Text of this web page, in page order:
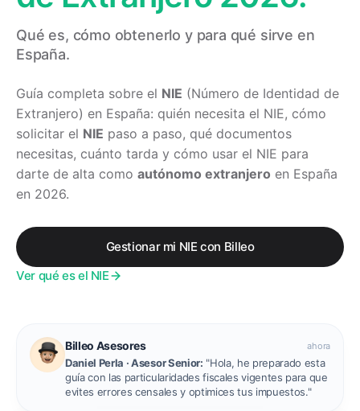
Qué es, cómo obtenerlo y para qué sirve en
España.
Guía completa sobre el NIE (Número de Identidad de
Extranjero) en España: quién necesita el NIE, cómo
solicitar el NIE paso a paso, qué documentos
necesitas, cuánto tarda y cómo usar el NIE para
darte de alta como autónomo extranjero en España
en 2026.
Gestionar mi NIE con Billeo
Ver qué es el NIE
Billeo Asesores ahora
Daniel Perla · Asesor Senior: "Hola, he preparado esta
guía con las particularidades fiscales vigentes para que
evites errores censales y optimices tus impuestos."